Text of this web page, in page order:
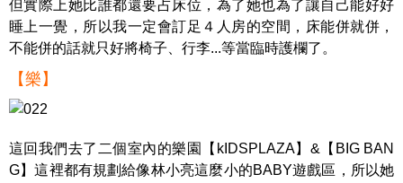
但實際上她比誰都還要占床位，為了她也為了讓自己能好好
睡上一覺，所以我一定會訂足４人房的空間，床能併就併，
不能併的話就只好將椅子、行李...等當臨時護欄了。
【樂】
這回我們去了二個室內的樂園【kIDSPLAZA】&【BIG BAN
G】這裡都有規劃給像林小亮這麼小的BABY遊戲區，所以她